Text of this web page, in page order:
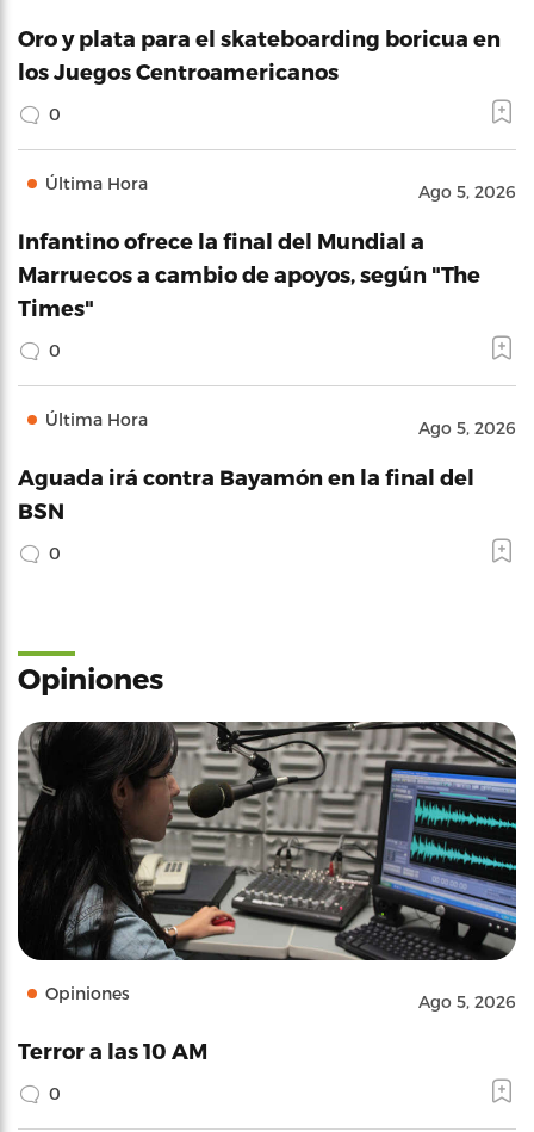
Oro y plata para el skateboarding boricua en
los Juegos Centroamericanos
0
Última Hora Ago 5, 2026
Infantino ofrece la final del Mundial a
Marruecos a cambio de apoyos, según "The
Times"
0
Última Hora Ago 5, 2026
Aguada irá contra Bayamón en la final del
BSN
0
Opiniones
Opiniones Ago 5, 2026
Terror a las 10 AM
0